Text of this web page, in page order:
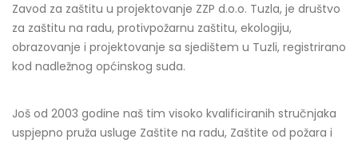
Zavod za zaštitu u projektovanje ZZP d.o.o. Tuzla, je društvo
za zaštitu na radu, protivpožarnu zaštitu, ekologiju,
obrazovanje i projektovanje sa sjedištem u Tuzli, registrirano
kod nadležnog općinskog suda.
Još od 2003 godine naš tim visoko kvalificiranih stručnjaka
uspjepno pruža usluge Zaštite na radu, Zaštite od požara i